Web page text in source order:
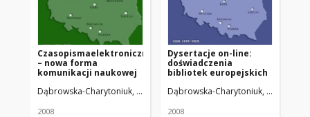
Czasopismaelektroniczne
– nowa forma
komunikacji naukowej
Dąbrowska-Charytoniuk, Danuta
Uniwersytet Medyczny w Łodzi
2008
Dysertacje on-line:
doświadczenia
bibliotek europejskich
Dąbrowska-Charytoniuk, Danuta
2008